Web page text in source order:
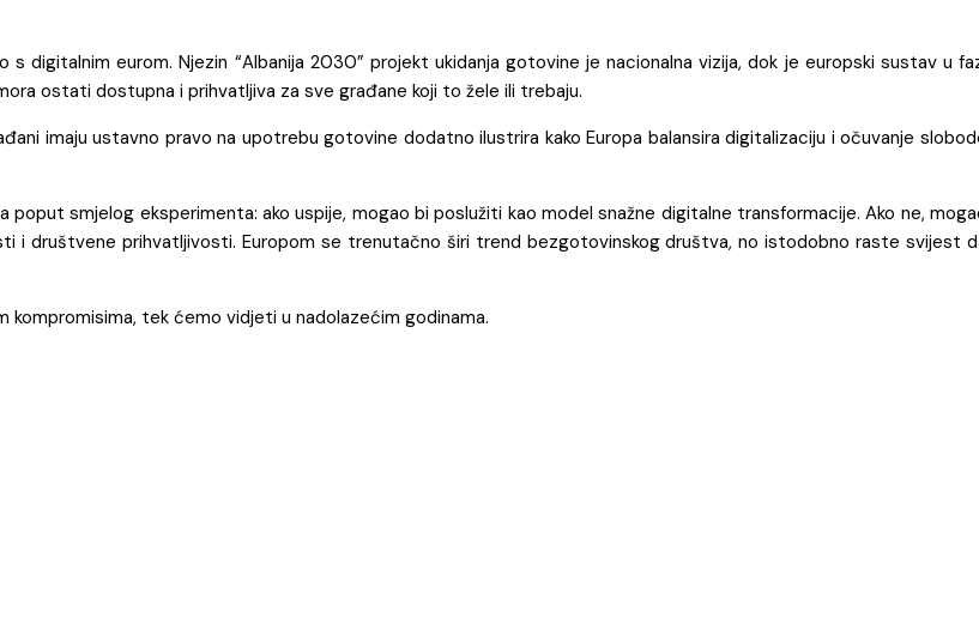
s digitalnim eurom. Njezin “Albanija 2030” projekt ukidanja gotovine je nacionalna vizija, dok je europski sustav u
ostati dostupna i prihvatljiva za sve građane koji to žele ili trebaju.
imaju ustavno pravo na upotrebu gotovine dodatno ilustrira kako Europa balansira digitalizaciju i očuvanje
smjelog eksperimenta: ako uspije, mogao bi poslužiti kao model snažne digitalne transformacije. Ako ne,
i društvene prihvatljivosti. Europom se trenutačno širi trend bezgotovinskog društva, no istodobno raste svijest
tek ćemo vidjeti u nadolazećim godinama.